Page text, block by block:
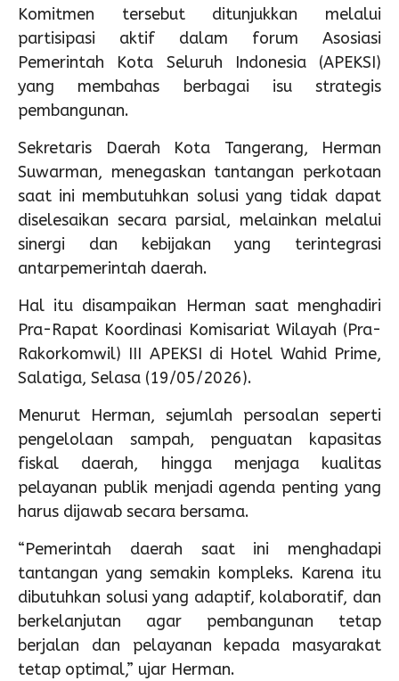
Komitmen tersebut ditunjukkan melalui
partisipasi aktif dalam forum Asosiasi
Pemerintah Kota Seluruh Indonesia (APEKSI)
yang membahas berbagai isu strategis
pembangunan.
Sekretaris Daerah Kota Tangerang, Herman
Suwarman, menegaskan tantangan perkotaan
saat ini membutuhkan solusi yang tidak dapat
diselesaikan secara parsial, melainkan melalui
sinergi dan kebijakan yang terintegrasi
antarpemerintah daerah.
Hal itu disampaikan Herman saat menghadiri
Pra-Rapat Koordinasi Komisariat Wilayah (Pra-
Rakorkomwil) III APEKSI di Hotel Wahid Prime,
Salatiga, Selasa (19/05/2026).
Menurut Herman, sejumlah persoalan seperti
pengelolaan sampah, penguatan kapasitas
fiskal daerah, hingga menjaga kualitas
pelayanan publik menjadi agenda penting yang
harus dijawab secara bersama.
“Pemerintah daerah saat ini menghadapi
tantangan yang semakin kompleks. Karena itu
dibutuhkan solusi yang adaptif, kolaboratif, dan
berkelanjutan agar pembangunan tetap
berjalan dan pelayanan kepada masyarakat
tetap optimal,” ujar Herman.